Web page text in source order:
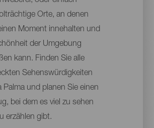
Orte, an denen
Moment innehalten und
der Umgebung
kann. Finden Sie alle
Sehenswürdigkeiten
Palma und planen Sie einen
bei dem es viel zu sehen
erzählen gibt.